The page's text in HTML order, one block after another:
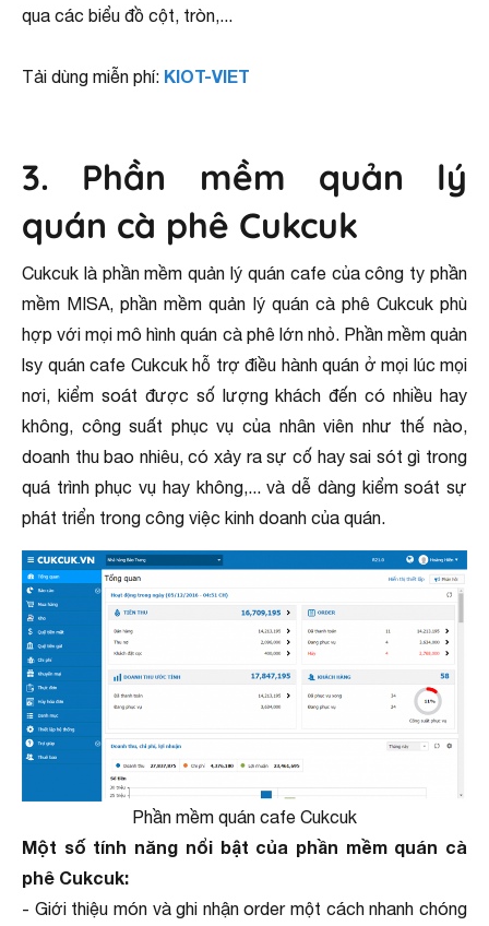
qua các biểu đồ cột, tròn,...
Tải dùng miễn phí: KIOT-VIET
3. Phần mềm quản lý
quán cà phê Cukcuk
Cukcuk là phần mềm quản lý quán cafe của công ty phần
mềm MISA, phần mềm quản lý quán cà phê Cukcuk phù
hợp với mọi mô hình quán cà phê lớn nhỏ. Phần mềm quản
lsy quán cafe Cukcuk hỗ trợ điều hành quán ở mọi lúc mọi
nơi, kiểm soát được số lượng khách đến có nhiều hay
không, công suất phục vụ của nhân viên như thế nào,
doanh thu bao nhiêu, có xảy ra sự cố hay sai sót gì trong
quá trình phục vụ hay không,... và dễ dàng kiểm soát sự
phát triển trong công việc kinh doanh của quán.
Phần mềm quán cafe Cukcuk
Một số tính năng nổi bật của phần mềm quán cà
phê Cukcuk:
- Giới thiệu món và ghi nhận order một cách nhanh chóng